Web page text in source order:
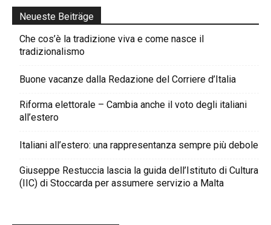
Neueste Beiträge
Che cos’è la tradizione viva e come nasce il
tradizionalismo
Buone vacanze dalla Redazione del Corriere d’Italia
Riforma elettorale – Cambia anche il voto degli italiani
all’estero
Italiani all’estero: una rappresentanza sempre più debole
Giuseppe Restuccia lascia la guida dell’Istituto di Cultura
(IIC) di Stoccarda per assumere servizio a Malta